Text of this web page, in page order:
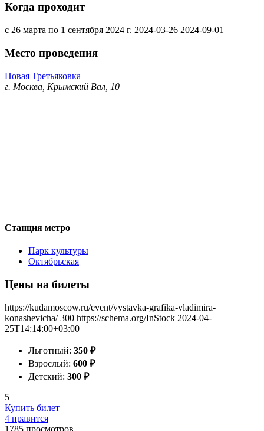
Когда проходит
с 26 марта по 1 сентября 2024 г. 2024-03-26 2024-09-01
Место проведения
Новая Третьяковка
г. Москва, Крымский Вал, 10
Станция метро
Парк культуры
Октябрьская
Цены на билеты
https://kudamoscow.ru/event/vystavka-grafika-vladimira-
konashevicha/ 300 https://schema.org/InStock 2024-04-
25T14:14:00+03:00
Льготный: 350 ₽
Взрослый: 600 ₽
Детский: 300 ₽
5+
Купить билет
4 нравится
1785 просмотров